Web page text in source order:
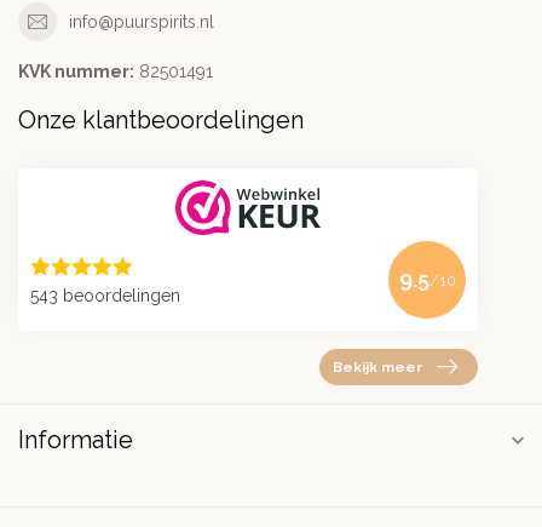
info@puurspirits.nl
KVK nummer: 82501491
Onze klantbeoordelingen
543 beoordelingen
9.5/10
Bekijk meer
Informatie